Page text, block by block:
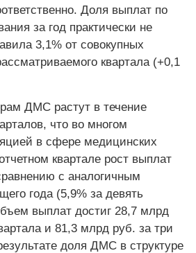
Доля выплат по
за год практически не
3,1% от совокупных
квартала (+0,1
ДМС растут в течение
что во многом
в сфере медицинских
квартале рост выплат
с аналогичным
года (5,9% за девять
выплат достиг 28,7 млрд
и 81,3 млрд руб. за три
доля ДМС в структуре